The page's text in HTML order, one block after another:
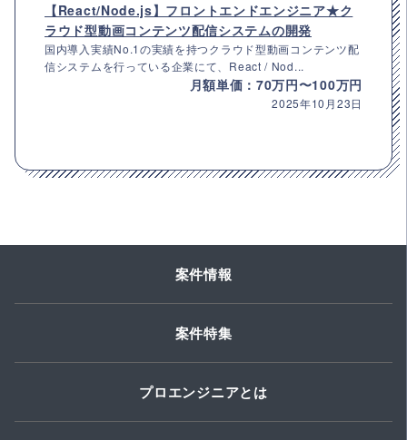
【React/Node.js】フロントエンドエンジニア★ク
ラウド型動画コンテンツ配信システムの開発
国内導入実績No.1の実績を持つクラウド型動画コンテンツ配
信システムを行っている企業にて、React / Nod...
月額単価：70万円〜100万円
2025年10月23日
案件情報
案件特集
プロエンジニアとは